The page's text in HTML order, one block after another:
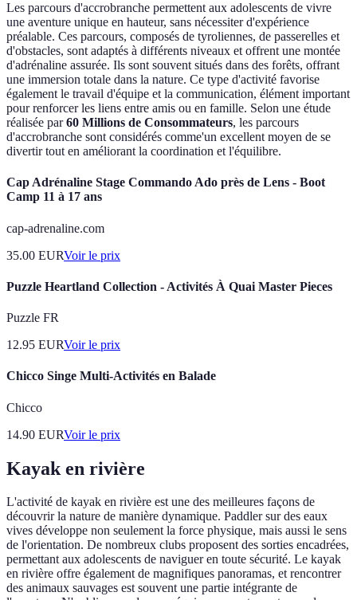
Les parcours d'accrobranche permettent aux adolescents de vivre
une aventure unique en hauteur, sans nécessiter d'expérience
préalable. Ces parcours, composés de tyroliennes, de passerelles et
d'obstacles, sont adaptés à différents niveaux et offrent une montée
d'adrénaline assurée. Ils sont souvent situés dans des forêts, offrant
une immersion totale dans la nature. Ce type d'activité favorise
également le travail d'équipe et la communication, élément important
pour renforcer les liens entre amis ou en famille. Selon une étude
réalisée par60 Millions de Consommateurs, les parcours
d'accrobranche sont considérés comme'un excellent moyen de se
divertir tout en améliorant la coordination et l'équilibre.
Cap Adrénaline Stage Commando Ado près de Lens - Boot
Camp 11 à 17 ans
cap-adrenaline.com
35.00 EURVoir le prix
Puzzle Heartland Collection - Activités À Quai Master Pieces
Puzzle FR
12.95 EURVoir le prix
Chicco Singe Multi-Activités en Balade
Chicco
14.90 EURVoir le prix
Kayak en rivière
L'activité de kayak en rivière est une des meilleures façons de
découvrir la nature de manière dynamique. Paddler sur des eaux
vives développe non seulement la force physique, mais aussi le sens
de l'orientation. De nombreux clubs proposent des sorties encadrées,
permettant aux adolescents de naviguer en toute sécurité. Le kayak
en rivière offre également de magnifiques panoramas, et rencontrer
des animaux sauvages est souvent une partie intégrante de